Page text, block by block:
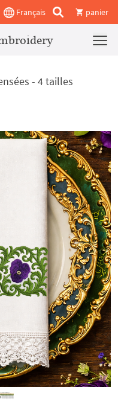
Français panier
- 4 tailles